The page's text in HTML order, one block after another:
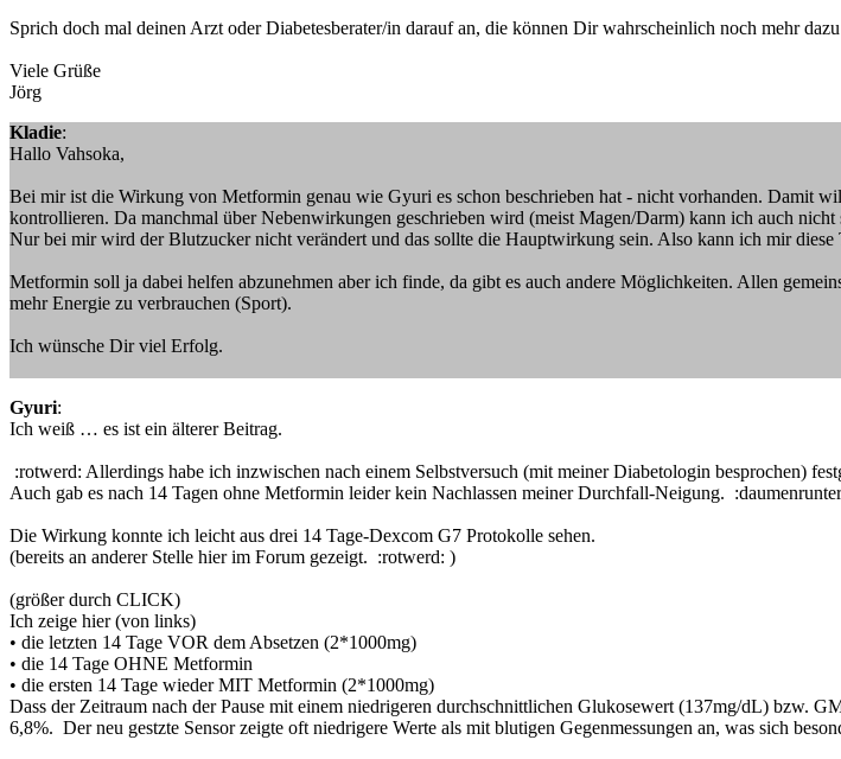
Sprich doch mal deinen Arzt oder Diabetesberater/in darauf an, die können Dir wahrscheinlich noch mehr dazu
Viele Grüße
Jörg
Kladie:
Hallo Vahsoka,
Bei mir ist die Wirkung von Metformin genau wie Gyuri es schon beschrieben hat - nicht vorhanden. Damit
kontrollieren. Da manchmal über Nebenwirkungen geschrieben wird (meist Magen/Darm) kann ich auch
Nur bei mir wird der Blutzucker nicht verändert und das sollte die Hauptwirkung sein. Also kann ich mir diese
Metformin soll ja dabei helfen abzunehmen aber ich finde, da gibt es auch andere Möglichkeiten. Allen
mehr Energie zu verbrauchen (Sport).
Ich wünsche Dir viel Erfolg.
Gyuri:
Ich weiß … es ist ein älterer Beitrag.
:rotwerd: Allerdings habe ich inzwischen nach einem Selbstversuch (mit meiner Diabetologin besprochen)
Auch gab es nach 14 Tagen ohne Metformin leider kein Nachlassen meiner Durchfall-Neigung.
Die Wirkung konnte ich leicht aus drei 14 Tage-Dexcom G7 Protokolle sehen.
(bereits an anderer Stelle hier im Forum gezeigt. :rotwerd: )
(größer durch CLICK)
Ich zeige hier (von links)
• die letzten 14 Tage VOR dem Absetzen (2*1000mg)
• die 14 Tage OHNE Metformin
• die ersten 14 Tage wieder MIT Metformin (2*1000mg)
Dass der Zeitraum nach der Pause mit einem niedrigeren durchschnittlichen Glukosewert (137mg/dL) bzw.
6,8%. Der neu gestzte Sensor zeigte oft niedrigere Werte als mit blutigen Gegenmessungen an, was sich